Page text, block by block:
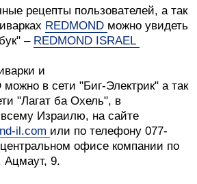
рецепты пользователей, а так
REDMOND можно увидеть
– REDMOND ISRAEL
и
можно в сети "Биг-Электрик" а так
"Лагат ба Охель", в
всему Израилю, на сайте
il.com или по телефону 077-
офисе компании по
9.